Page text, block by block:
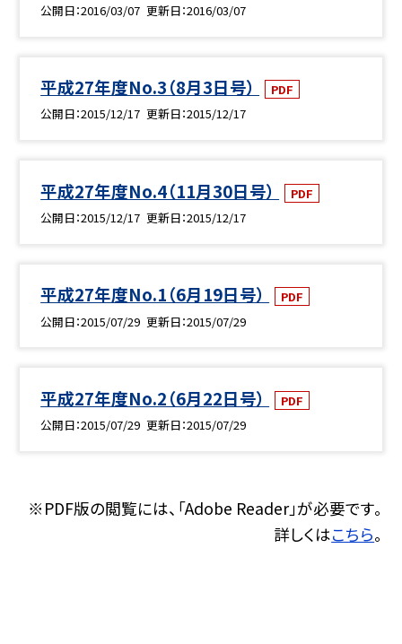
公開日 2016/03/07 更新日 2016/03/07
平成27年度No.3（8月3日号）
PDF
公開日 2015/12/17 更新日 2015/12/17
平成27年度No.4（11月30日号）
PDF
公開日 2015/12/17 更新日 2015/12/17
平成27年度No.1（6月19日号）
PDF
公開日 2015/07/29 更新日 2015/07/29
平成27年度No.2（6月22日号）
PDF
公開日 2015/07/29 更新日 2015/07/29
※PDF版の閲覧には、「Adobe Reader」が必要です。
詳しくはこちら。